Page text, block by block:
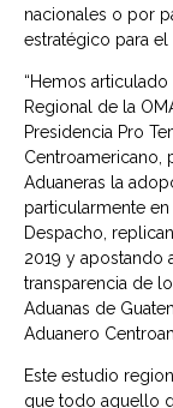
nacionales o por
estratégico para el
“Hemos
Regional de la
Presidencia Pro
Centroamericano,
Aduaneras la
particularmente
Despacho,
2019 y apostando
transparencia de
Aduanas de
Aduanero
Este estudio
que todo aquello